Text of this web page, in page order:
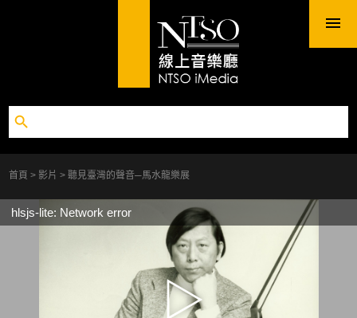
首頁 影片 聽見臺灣的聲音─馬水龍樂展
hlsjs-lite: Network error